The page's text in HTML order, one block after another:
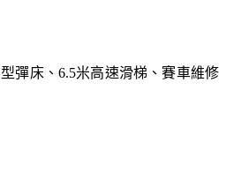
彈床、6.5米高速滑梯、賽車維修